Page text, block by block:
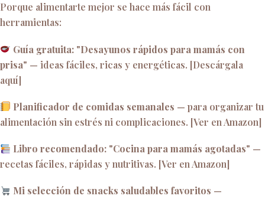
Porque alimentarte mejor se hace más fácil con
herramientas:
Guía gratuita: "Desayunos rápidos para mamás con
prisa" — ideas fáciles, ricas y energéticas. [Descárgala
aquí]
Planificador de comidas semanales — para organizar tu
alimentación sin estrés ni complicaciones. [Ver en Amazon]
Libro recomendado: "Cocina para mamás agotadas" —
recetas fáciles, rápidas y nutritivas. [Ver en Amazon]
Mi selección de snacks saludables favoritos —